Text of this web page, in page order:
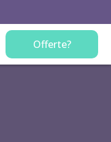
Offerte?